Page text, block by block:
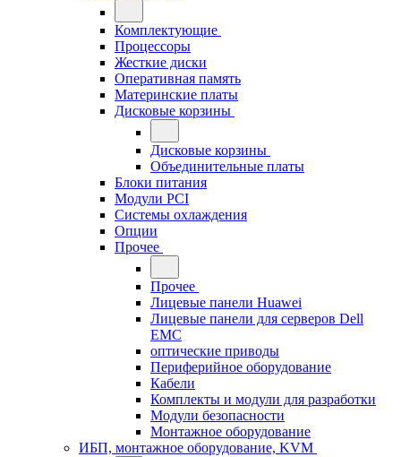
Комплектующие
Процессоры
Жесткие диски
Оперативная память
Материнские платы
Дисковые корзины
Дисковые корзины
Объединительные платы
Блоки питания
Модули PCI
Системы охлаждения
Опции
Прочее
Прочее
Лицевые панели Huawei
Лицевые панели для серверов Dell
EMC
оптические приводы
Периферийное оборудование
Кабели
Комплекты и модули для разработки
Модули безопасности
Монтажное оборудование
ИБП, монтажное оборудование, KVM